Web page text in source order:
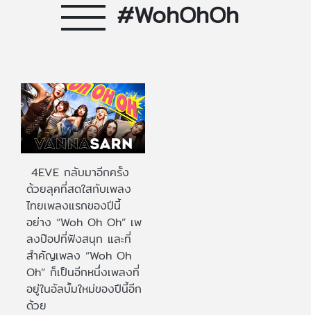
#WohOhOh
4EVE กลับมาอีกครั้ง
ด้วยลุคที่สดใสกับเพลง
ไทยเพลงแรกของปีนี้
อย่าง “Woh Oh Oh” เพ
ลงป๊อปที่ฟังสนุก และที่
สำคัญเพลง “Woh Oh
Oh” ก็เป็นอีกหนึ่งเพลงที่
อยู่ในอัลบั้มใหม่ของปีนี้อีก
ด้วย